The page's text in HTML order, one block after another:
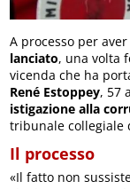
A processo per
lanciato, una volta
vicenda che ha
René Estoppey, 57
istigazione alla
tribunale collegiale
Il processo
«Il fatto non